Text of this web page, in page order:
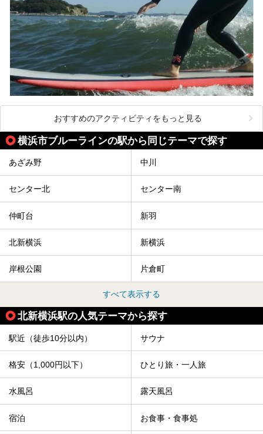
おすすめのアクティビティをもっと見る
横浜市ブルーラインの駅から同じテーマで探す
あざみ野 中川
センター北 センター南
仲町台 新羽
北新横浜 新横浜
岸根公園 片倉町
すべて表示する
北新横浜駅の人気テーマから探す
駅近（徒歩10分以内） サウナ
格安（1,000円以下） ひとり旅・一人旅
水風呂 露天風呂
宿泊 お食事・食事処